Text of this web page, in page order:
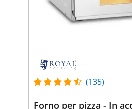
(135)
Forno per pizza - In